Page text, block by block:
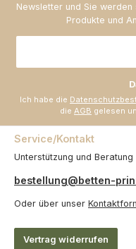
Newsletter und Sie
Produkte und
Ich habe die
die AGB gelesen
Service/Kontakt
Unterstützung und Beratung
bestellung@betten-
Oder über unser
Vertrag widerrufen